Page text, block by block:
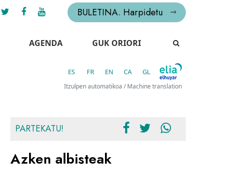
BULETINA. Harpidetu
AGENDA GUK ORIORI
ES FR EN CA GL
Itzulpen automatikoa / Machine translation
PARTEKATU!
Azken albisteak